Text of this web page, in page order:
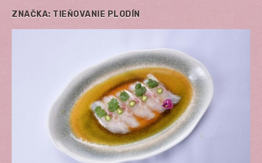
ZNAČKA: TIEŇOVANIE PLODÍN